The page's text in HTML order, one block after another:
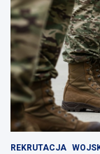
REKRUTACJA